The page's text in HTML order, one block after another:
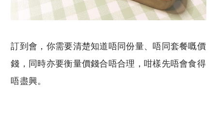
訂到會，你需要清楚知道唔同份量、唔同套餐嘅價
錢，同時亦要衡量價錢合唔合理，咁樣先唔會食得
唔盡興。